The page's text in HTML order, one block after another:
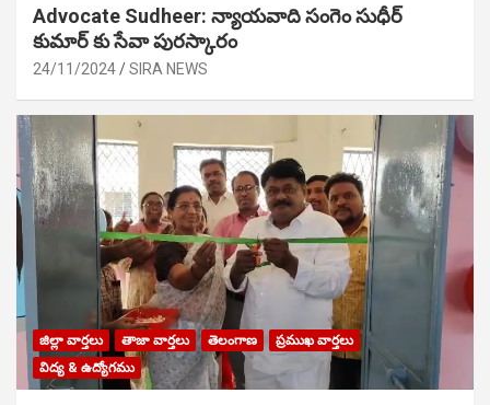
Advocate Sudheer: న్యాయవాది సంగెం సుధీర్
కుమార్ కు సేవా పురస్కారం
24/11/2024 SIRA NEWS
జిల్లా వార్తలు తాజా వార్తలు తెలంగాణ
ప్రముఖ వార్తలు
విద్య & ఉద్యోగము